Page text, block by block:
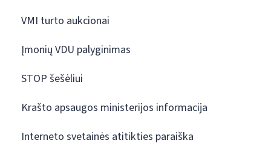
VMI turto aukcionai
Įmonių VDU palyginimas
STOP šešėliui
Krašto apsaugos ministerijos informacija
Interneto svetainės atitikties paraiška